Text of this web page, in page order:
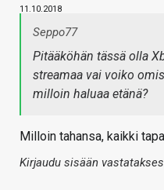
11.10.2018
Seppo77
Pitääköhän tässä olla
streamaa vai voiko
milloin haluaa etänä?
Milloin tahansa, kaikki
Kirjaudu sisään